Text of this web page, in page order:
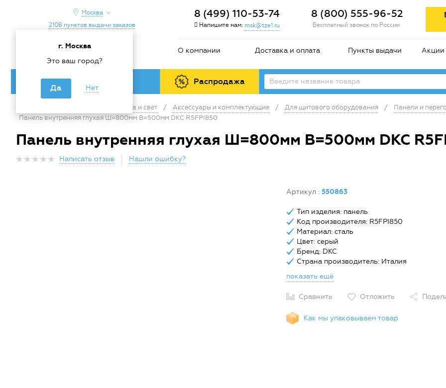
Москва
г. Москва
Это ваш город?
Да Нет
2108 пунктов выдачи заказов
8 (499) 110-53-74
Напишите нам: msk@tze1.ru
8 (800) 555-96-52
Бесплатный звонок по России
О компании Доставка и оплата Пункты выдачи Акции
Каталог товаров Распродажа
Электрика и свет / Аксессуары и комплектующие / Для щитового оборудования / Панели и
Панель внутренняя глухая Ш=800мм В=500мм DKC R5FPI850
Панель внутренняя глухая Ш=800мм В=500мм DKC
Написать отзыв Нашли ошибку?
Артикул : 550863
Тип изделия: панель
Код производителя: R5FPI850
Материал: сталь
Цвет: серый
Бренд: DKC
Страна производитель: Италия
показать ещё
Сравнить Отложить
Как мы упаковываем товар